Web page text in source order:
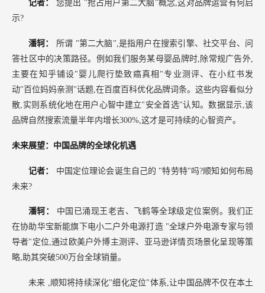
记者： 您提出 "抢占用户第二大脑"概念,这对品牌运营有何启
示?
潘轲： 所谓 "第二大脑",是指用户在搜索引擎、社交平台、问
答社区中的决策路径。例如我们服务某母婴品牌时,除常规广告外,
主要在知乎铺设"婴儿爬行垫致癌真相"专业测评、在小红书发
动"百位妈妈亲测"话题,在百度百科优化品牌词条。这些内容看似分
散,实则系统化地在用户心智中建立"安全首选"认知。数据显示,该
品牌自然搜索流量半年内增长300%,这才是可持续的心智资产。
未来展望：中国品牌的全球化机遇
记者： 中国定位理论会诞生自己的 "特劳特"吗?顺知如何布局
未来?
潘轲： 中国已涌现王老吉、飞鹤等全球级定位案例。我们正
在协助华宝新能旗下电小二户外电源打造 "全球户外电源专家与领
导者"定位,通过欧美户外博主测评、亚马逊详情页场景化呈现等策
略,助其突破500万台全球销量。
未来 ,顺知将持续深化"细化定位"体系,让中国品牌不仅在本土